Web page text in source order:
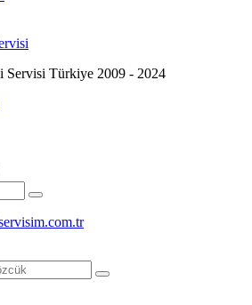
Türkiye 2009 - 2024